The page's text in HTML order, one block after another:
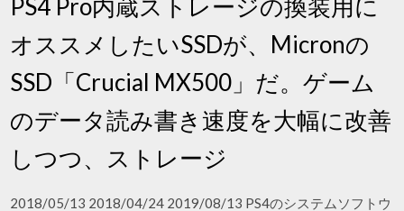
PS4 Pro内蔵ストレージの換装用に
オススメしたいSSDが、Micronの
SSD「Crucial MX500」だ。ゲーム
のデータ読み書き速度を大幅に改善
しつつ、ストレージ
2018/05/13 2018/04/24 2019/08/13 PS4のシステムソフトウ